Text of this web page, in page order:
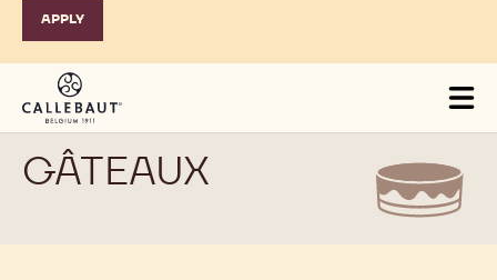
GÂTEAUX